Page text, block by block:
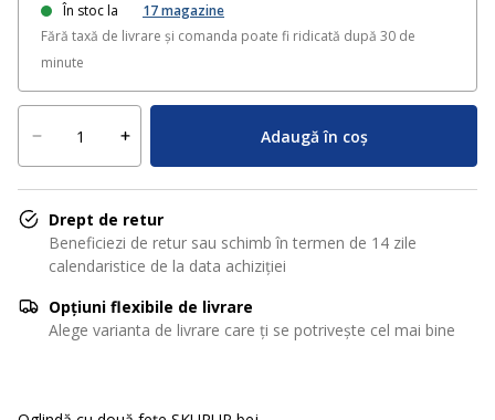
În stoc la 17magazine
Fără taxă de livrare și comanda poate fi ridicată după 30 de
minute
Adaugă în coș
Drept de retur
Beneficiezi de retur sau schimb în termen de 14 zile
calendaristice de la data achiziției
Opțiuni flexibile de livrare
Alege varianta de livrare care ți se potrivește cel mai bine